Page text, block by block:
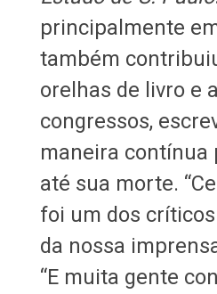
principalmente
também
orelhas de livro e
congressos,
maneira contínua
até sua morte.
foi um dos
da nossa
“E muita gente